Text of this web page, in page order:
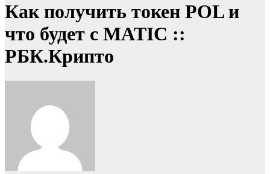
Как получить токен POL и
что будет с MATIC ::
РБК.Крипто